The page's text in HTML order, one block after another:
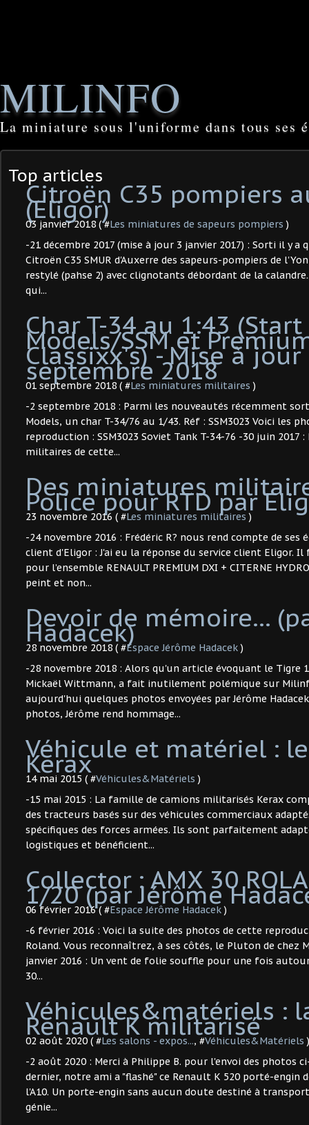
MILINFO
La miniature sous l'uniforme dans tous ses
Top articles
Citroën C35 pompiers
(Eligor)
03 janvier 2018 ( #Les miniatures de sapeurs pompiers )
-21 décembre 2017 (mise à jour 3 janvier 2017) : Sorti il y a
Citroën C35 SMUR d'Auxerre des sapeurs-pompiers de
restylé (pahse 2) avec clignotants débordant de la
qui...
Char T-34 au 1:43 (Start
Models/SSM et
Classixx's) - Mise à jour
septembre 2018
01 septembre 2018 ( #Les miniatures militaires )
-2 septembre 2018 : Parmi les nouveautés récemment
Models, un char T-34/76 au 1/43. Réf : SSM3023 Voici les
reproduction : SSM3023 Soviet Tank T-34-76 -30 juin 2017
militaires de cette...
Des miniatures
Police pour RTD par
23 novembre 2016 ( #Les miniatures militaires )
-24 novembre 2016 : Frédéric R? nous rend compte de ses
client d'Eligor : J'ai eu la réponse du service client Eligor. Il
pour l’ensemble RENAULT PREMIUM DXI + CITERNE
peint et non...
Devoir de mémoire...
Hadacek)
28 novembre 2018 ( #Espace Jérôme Hadacek)
-28 novembre 2018 : Alors qu'un article évoquant le Tigre
Mickaël Wittmann, a fait inutilement polémique sur
aujourd'hui quelques photos envoyées par Jérôme
photos, Jérôme rend hommage...
Véhicule et matériel :
Kerax
14 mai 2015 ( #Véhicules&Matériels )
-15 mai 2015 : La famille de camions militarisés Kerax
des tracteurs basés sur des véhicules commerciaux
spécifiques des forces armées. Ils sont parfaitement
logistiques et bénéficient...
Collector : AMX 30
1/20 (par Jérôme
06 février 2016 ( #Espace Jérôme Hadacek)
-6 février 2016 : Voici la suite des photos de cette
Roland. Vous reconnaîtrez, à ses côtés, le Pluton de chez
janvier 2016 : Un vent de folie souffle pour une fois autour
30...
Véhicules&matériels :
Renault K militarisé
02 août 2020 ( #Les salons - expos..., #Véhicules&Matériels )
-2 août 2020 : Merci à Philippe B. pour l'envoi des photos
dernier, notre ami a "flashé" ce Renault K 520 porté-engin
l'A10. Un porte-engin sans aucun doute destiné à
génie...